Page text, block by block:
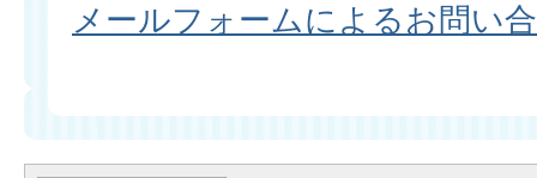
メールフォームによるお問い